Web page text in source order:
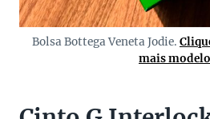
Bolsa Bottega Veneta Jodie.
mais